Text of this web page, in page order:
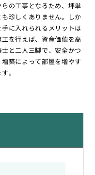
の工事となるため、坪単
珍しくありません。しか
に入れられるメリットは
を行えば、資産価値を高
と二人三脚で、安全かつ
築によって部屋を増やす
。